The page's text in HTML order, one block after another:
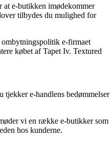
at e-butikken imødekommer
tilbydes du mulighed for
ombytningspolitik e-firmaet
købet af Tapet Iv. Textured
tjekker e-handlens bedømmelser
vi en række e-butikker som
hos kunderne.